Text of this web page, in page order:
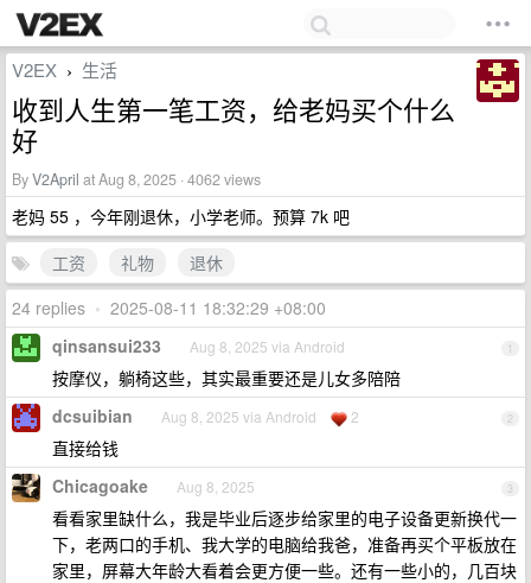
V2EX › 生活
收到人生第一笔工资，给老妈买个什么
好
ByV2April at Aug 8, 2025 · 4062 views
老妈 55 ，今年刚退休，小学老师。预算 7k 吧
工资
礼物
退休
24 replies • 2025-08-11 18:32:29 +08:00
1
qinsansui233 Aug 8, 2025 via Android
按摩仪，躺椅这些，其实最重要还是儿女多陪陪
2
dcsuibian Aug 8, 2025 via Android 2
直接给钱
3
Chicagoake Aug 8, 2025
看看家里缺什么，我是毕业后逐步给家里的电子设备更新换代一
下，老两口的手机、我大学的电脑给我爸，准备再买个平板放在
家里，屏幕大年龄大看着会更方便一些。还有一些小的，几百块